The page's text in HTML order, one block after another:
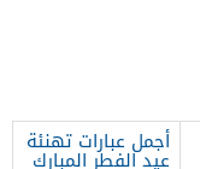
أجمل عبارات تهنئة
عيد الفطر المبارك